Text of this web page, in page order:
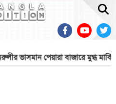
পেয়ারা বাজারে মুগ্ধ মার্কিন